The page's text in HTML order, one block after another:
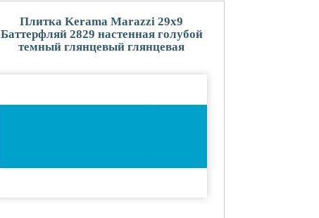
Плитка Kerama Marazzi 29x9
Баттерфляй 2829 настенная голубой
темный глянцевый глянцевая